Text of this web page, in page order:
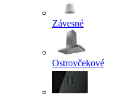
Závesné
Ostrovčekové